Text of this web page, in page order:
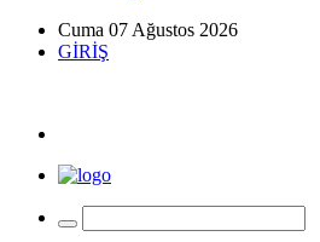
Cuma 07 Ağustos 2026
GİRİŞ